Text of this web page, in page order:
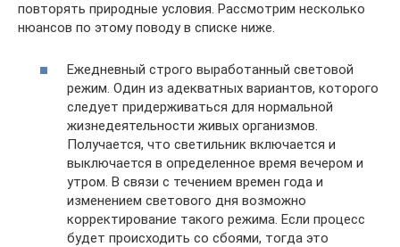
повторять природные условия. Рассмотрим несколько
нюансов по этому поводу в списке ниже.
Ежедневный строго выработанный световой
режим. Один из адекватных вариантов, которого
следует придерживаться для нормальной
жизнедеятельности живых организмов.
Получается, что светильник включается и
выключается в определенное время вечером и
утром. В связи с течением времен года и
изменением светового дня возможно
корректирование такого режима. Если процесс
будет происходить со сбоями, тогда это